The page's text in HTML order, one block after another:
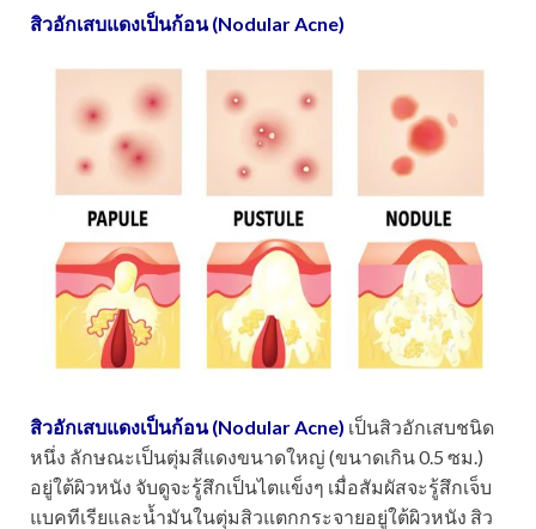
สิวอักเสบแดงเป็นก้อน(Nodular Acne)
สิวอักเสบแดงเป็นก้อน (Nodular Acne) เป็นสิวอักเสบชนิด
หนึ่ง ลักษณะเป็นตุ่มสีแดงขนาดใหญ่ (ขนาดเกิน 0.5 ซม.)
อยู่ใต้ผิวหนัง จับดูจะรู้สึกเป็นไตแข็งๆ เมื่อสัมผัสจะรู้สึกเจ็บ
แบคทีเรียและน้ำมันในตุ่มสิวแตกกระจายอยู่ใต้ผิวหนัง สิว